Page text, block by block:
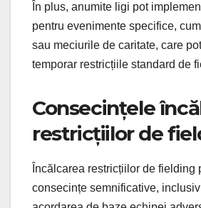
În plus, anumite ligi pot
pentru evenimente specifice,
sau meciurile de caritate, care
temporar restricțiile standard de
Consecințele
restricțiilor de
Încălcarea restricțiilor de fielding
consecințe semnificative,